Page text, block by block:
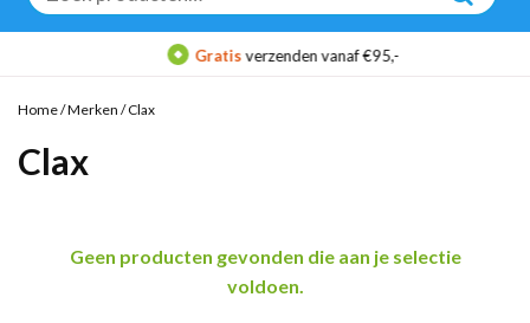
naar:
Gratisverzenden vanaf €95,-
Home/Merken /Clax
Clax
Geen producten gevonden die aan je selectie
voldoen.